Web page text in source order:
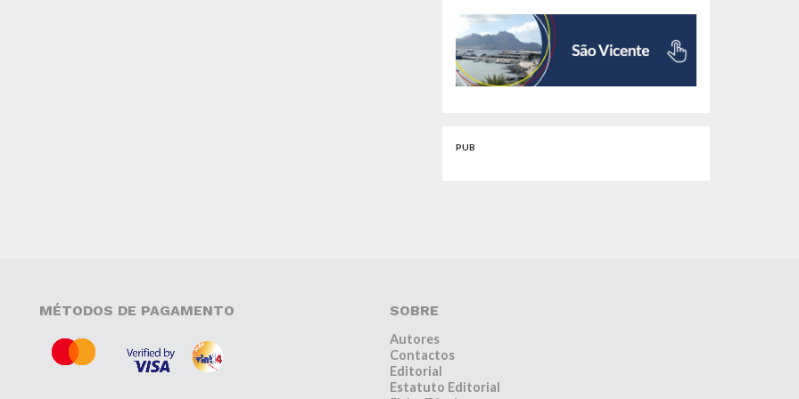
PUB
MÉTODOS DE PAGAMENTO SOBRE
Autores
Contactos
Editorial
Estatuto Editorial